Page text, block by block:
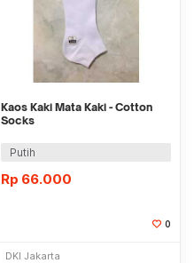
Kaos Kaki Mata Kaki - Cotton
Socks
Putih
Rp 66.000
0
DKI Jakarta